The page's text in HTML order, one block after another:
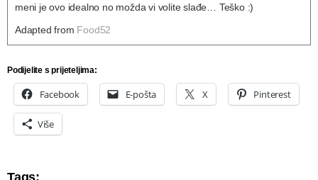
meni je ovo idealno no možda vi volite slađe… Teško :)
Adapted from Food52
Podijelite s prijeteljima:
Facebook E-pošta X Pinterest
Više
Tags: